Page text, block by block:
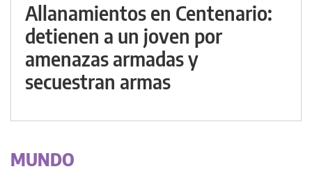
Allanamientos en Centenario:
detienen a un joven por
amenazas armadas y
secuestran armas
MUNDO